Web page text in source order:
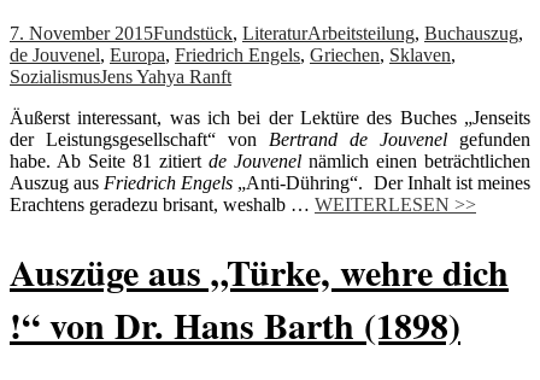
7. November 2015Fundstück, LiteraturArbeitsteilung, Buchauszug,
de Jouvenel, Europa, Friedrich Engels, Griechen, Sklaven,
SozialismusJens Yahya Ranft
Äußerst interessant, was ich bei der Lektüre des Buches „Jenseits
der Leistungsgesellschaft“ von Bertrand de Jouvenel gefunden
habe. Ab Seite 81 zitiert de Jouvenel nämlich einen beträchtlichen
Auszug aus Friedrich Engels „Anti-Dühring“. Der Inhalt ist meines
Erachtens geradezu brisant, weshalb … WEITERLESEN >>
Auszüge aus „Türke, wehre dich
!“ von Dr. Hans Barth (1898)